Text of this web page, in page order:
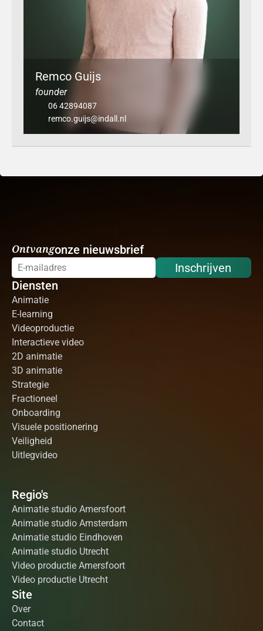
Remco Guijs
founder
06 42894087
remco.guijs@indall.nl
Ontvangonze nieuwsbrief
Inschrijven
Diensten
Animatie
E-learning
Videoproductie
Interactieve video
2D animatie
3D animatie
Strategie
Fractioneel
Onboarding
Visuele positionering
Veiligheid
Uitlegvideo
Regio's
Animatie studio Amersfoort
Animatie studio Amsterdam
Animatie studio Eindhoven
Animatie studio Utrecht
Video productie Amersfoort
Video productie Utrecht
Site
Over
Contact